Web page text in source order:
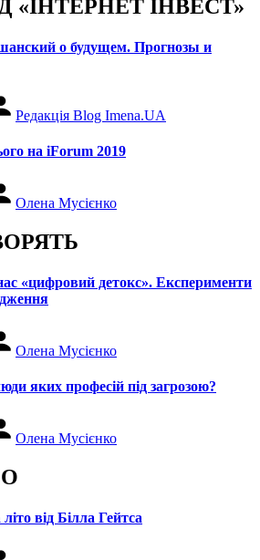
«ІНТЕРНЕТ ІНВЕСТ»
о будущем. Прогнозы и
Редакція Blog Imena.UA
на iForum 2019
Олена Мусієнко
«цифровий детокс». Експерименти
Олена Мусієнко
яких професій під загрозою?
Олена Мусієнко
від Білла Гейтса